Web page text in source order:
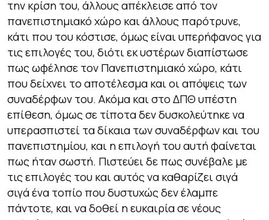
την κρίση του, άλλους απέκλεισε από τον
πανεπιστημιακό χώρο και άλλους παρότρυνε,
κάτι που του κόστισε, όμως είναι υπερήφανος για
τις επιλογές του, διότι εκ υστέρων διαπίστωσε
πως ωφέλησε τον Πανεπιστημιακό χώρο, κάτι
που δείχνει το αποτέλεσμα και οι απόψεις των
συναδέρφων του. Ακόμα και στο ΔΠΘ υπέστη
επίθεση, όμως σε τίποτα δεν δυσκολεύτηκε να
υπερασπιστεί τα δίκαια των συναδέρφων και του
πανεπιστημίου, και η επιλογή του αυτή φαίνεται
πως ήταν σωστή. Πιστεύει δε πως συνέβαλε με
τις επιλογές του και αυτός να καθαρίζει σιγά
σιγά ένα τοπίο που δυστυχώς δεν έλαμπε
πάντοτε, και να δοθεί η ευκαιρία σε νέους